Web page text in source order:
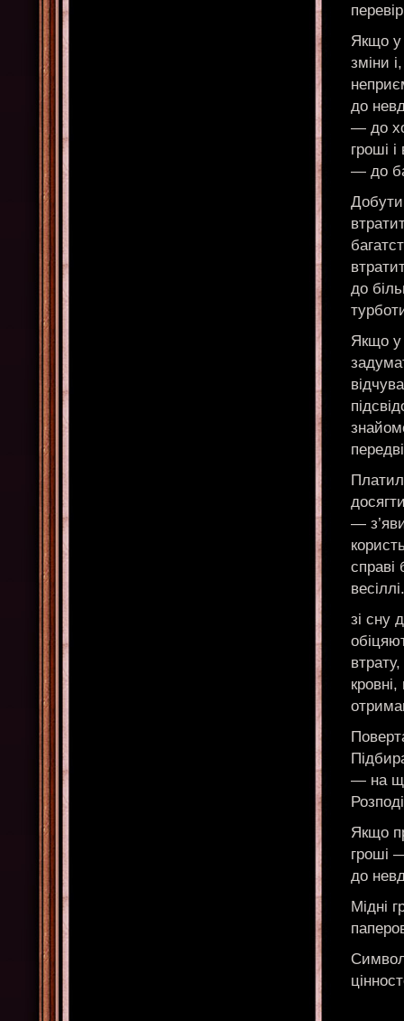
Якщо у
зміни
до
— до
гроші
— до
до
Якщо у
—
справі
весіллі.
зі сну
— на
Якщо
гроші
до
Мідні